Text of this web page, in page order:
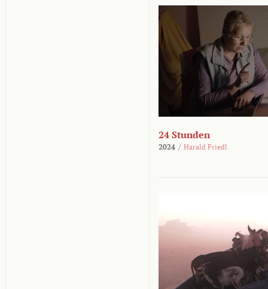
24 Stunden
2024 / Harald Friedl